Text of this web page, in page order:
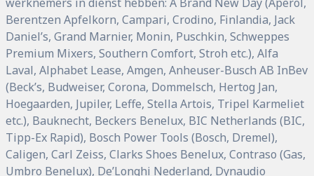
Berentzen Apfelkorn, Campari, Crodino, Finlandia, Jack
Daniel’s, Grand Marnier, Monin, Puschkin, Schweppes
Premium Mixers, Southern Comfort, Stroh etc.), Alfa
Laval, Alphabet Lease, Amgen, Anheuser-Busch AB InBev
(Beck’s, Budweiser, Corona, Dommelsch, Hertog Jan,
Hoegaarden, Jupiler, Leffe, Stella Artois, Tripel Karmeliet
etc.), Bauknecht, Beckers Benelux, BIC Netherlands (BIC,
Tipp-Ex Rapid), Bosch Power Tools (Bosch, Dremel),
Caligen, Carl Zeiss, Clarks Shoes Benelux, Contraso (Gas,
Umbro Benelux), De’Longhi Nederland, Dynaudio